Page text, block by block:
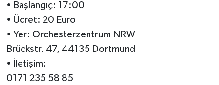
• Başlangıç: 17:00
• Ücret: 20 Euro
• Yer: Orchesterzentrum NRW
Brückstr. 47, 44135 Dortmund
• İletişim:
0171 235 58 85